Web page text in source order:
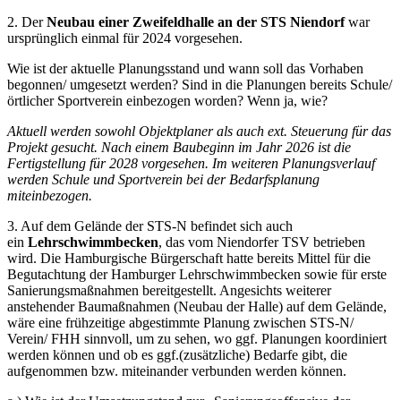
2. DerNeubau einer Zweifeldhalle an der STS Niendorfwar
ursprünglich einmal für 2024 vorgesehen.
Wie ist der aktuelle Planungsstand und wann soll das Vorhaben
begonnen/ umgesetzt werden? Sind in die Planungen bereits Schule/
örtlicher Sportverein einbezogen worden? Wenn ja, wie?
Aktuell werden sowohl Objektplaner als auch ext. Steuerung für das
Projekt gesucht. Nach einem Baubeginn im Jahr 2026 ist die
Fertigstellung für 2028 vorgesehen. Im weiteren Planungsverlauf
werden Schule und Sportverein bei der Bedarfsplanung
miteinbezogen.
3. Auf dem Gelände der STS-N befindet sich auch
ein Lehrschwimmbecken, das vom Niendorfer TSV betrieben
wird. Die Hamburgische Bürgerschaft hatte bereits Mittel für die
Begutachtung der Hamburger Lehrschwimmbecken sowie für erste
Sanierungsmaßnahmen bereitgestellt. Angesichts weiterer
anstehender Baumaßnahmen (Neubau der Halle) auf dem Gelände,
wäre eine frühzeitige abgestimmte Planung zwischen STS-N/
Verein/ FHH sinnvoll, um zu sehen, wo ggf. Planungen koordiniert
werden können und ob es ggf.(zusätzliche) Bedarfe gibt, die
aufgenommen bzw. miteinander verbunden werden können.